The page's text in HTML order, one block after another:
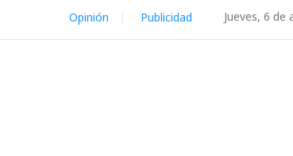
content
Jueves, 6 de
Opinión Publicidad